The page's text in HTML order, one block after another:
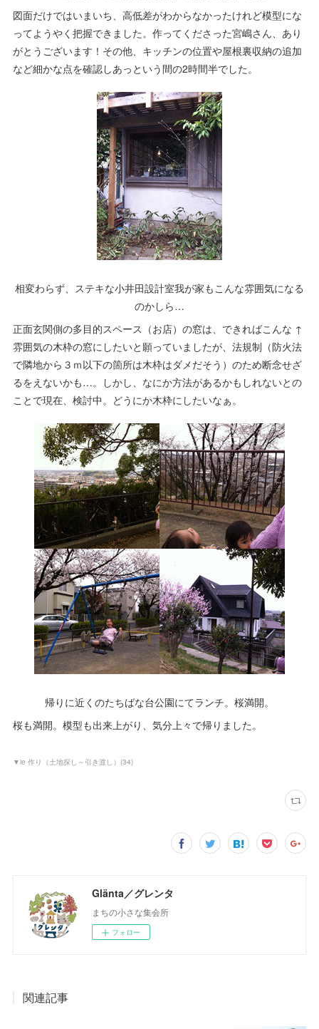
図面だけではいまいち、高低差がわからなかったけれど模型にな
ってようやく把握できました。作ってくださった宮嶋さん、あり
がとうございます！その他、キッチンの位置や屋根裏収納の追加
など細かな点を確認しあっという間の2時間半でした。
相変わらず、ステキな小井田設計室我が家もこんな雰囲気になる
のかしら…
正面玄関側の多目的スペース（お店）の窓は、できればこんな ↑
雰囲気の木枠の窓にしたいと願っていましたが、法規制（防火法
で隣地から３ｍ以下の箇所は木枠はダメだそう）のため断念せざ
るをえないかも…。しかし、なにか方法があるかもしれないとの
ことで現在、検討中。どうにか木枠にしたいなぁ。
帰りに近くのたちばな台公園にてランチ。桜満開。
桜も満開。模型も出来上がり、気分上々で帰りました。
▼ie 作り（土地探し～引き渡し） (34)
Glänta／グレンタ
まちの小さな集会所
フォロー
関連記事